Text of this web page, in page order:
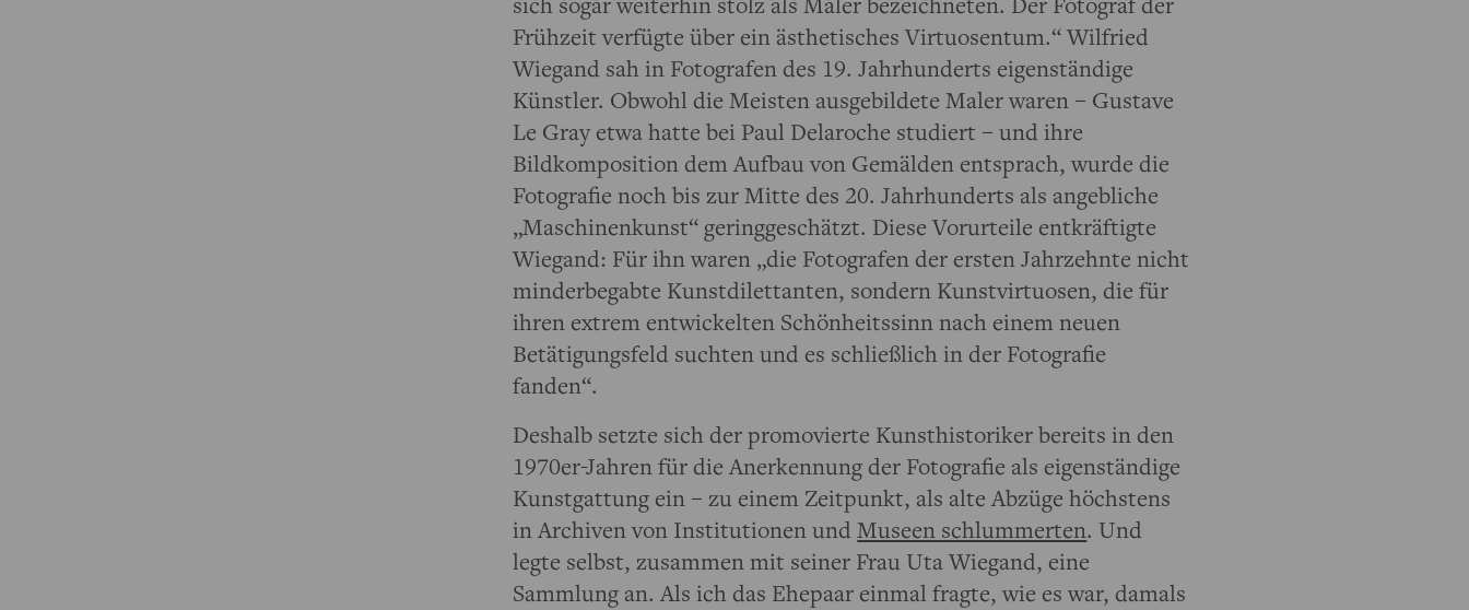
Frühzeit verfügte über ein ästhetisches Virtuosentum.“ Wilfried
Wiegand sah in Fotografen des 19. Jahrhunderts eigenständige
Künstler. Obwohl die Meisten ausgebildete Maler waren – Gustave
Le Gray etwa hatte bei Paul Delaroche studiert – und ihre
Bildkomposition dem Aufbau von Gemälden entsprach, wurde die
Fotografie noch bis zur Mitte des 20. Jahrhunderts als angebliche
„Maschinenkunst“ geringgeschätzt. Diese Vorurteile entkräftigte
Wiegand: Für ihn waren „die Fotografen der ersten Jahrzehnte nicht
minderbegabte Kunstdilettanten, sondern Kunstvirtuosen, die für
ihren extrem entwickelten Schönheitssinn nach einem neuen
Betätigungsfeld suchten und es schließlich in der Fotografie
fanden“.
Deshalb setzte sich der promovierte Kunsthistoriker bereits in den
1970er-Jahren für die Anerkennung der Fotografie als eigenständige
Kunstgattung ein – zu einem Zeitpunkt, als alte Abzüge höchstens
in Archiven von Institutionen undMuseen schlummerten. Und
legte selbst, zusammen mit seiner Frau Uta Wiegand, eine
Sammlung an. Als ich das Ehepaar einmal fragte, wie es war, damals